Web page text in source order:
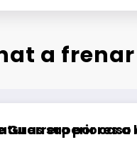
a
Ayotzinapa
45 grados